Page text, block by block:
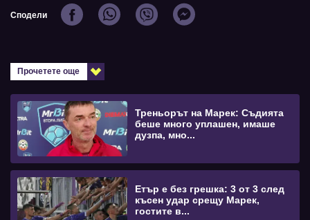
Сподели
Прочетете още
Треньорът на Марек: Съдията
беше много уплашен, имаше
дузпа, мно...
Етър е без грешка: 3 от 3 след
късен удар срещу Марек,
гостите в...